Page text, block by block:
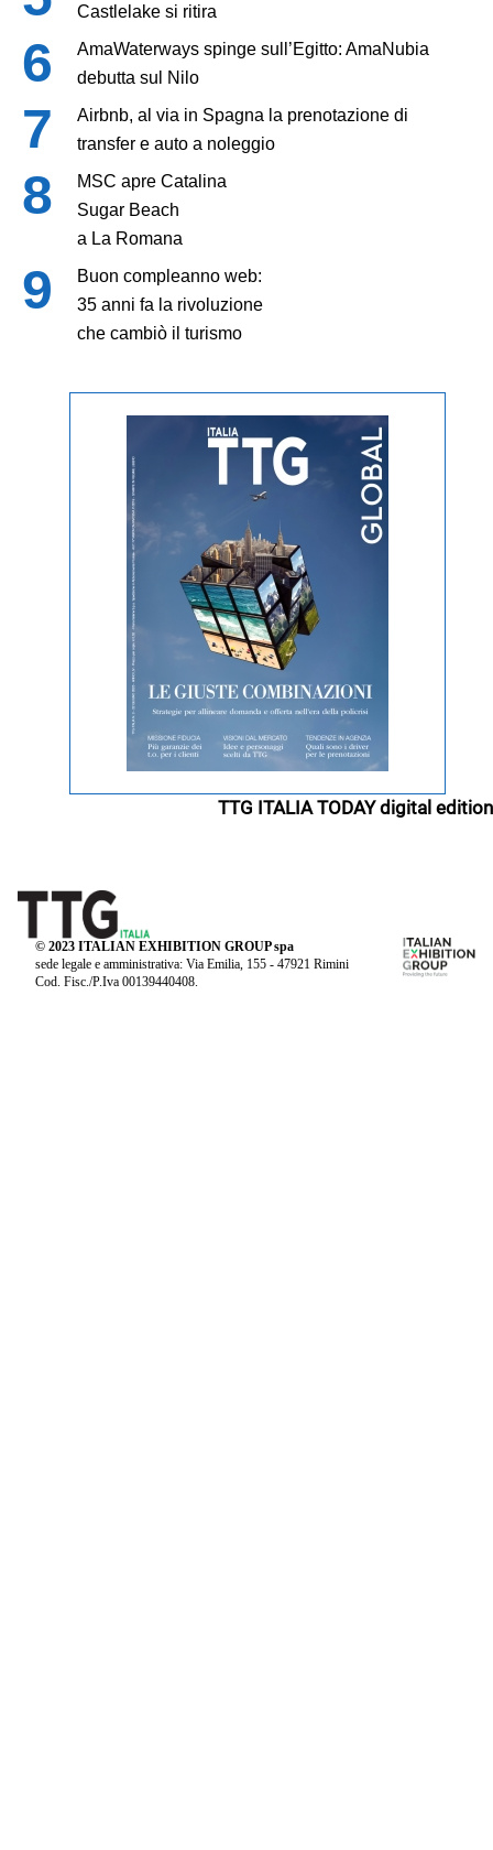
Castlelake si ritira
AmaWaterways spinge sull’Egitto: AmaNubia
debutta sul Nilo
Airbnb, al via in Spagna la prenotazione di
transfer e auto a noleggio
MSC apre Catalina
Sugar Beach
a La Romana
Buon compleanno web:
35 anni fa la rivoluzione
che cambiò il turismo
TTG ITALIA TODAY digital edition
© 2023 ITALIAN EXHIBITION GROUP spa
sede legale e amministrativa: Via Emilia, 155 - 47921 Rimini
Cod. Fisc./P.Iva 00139440408.